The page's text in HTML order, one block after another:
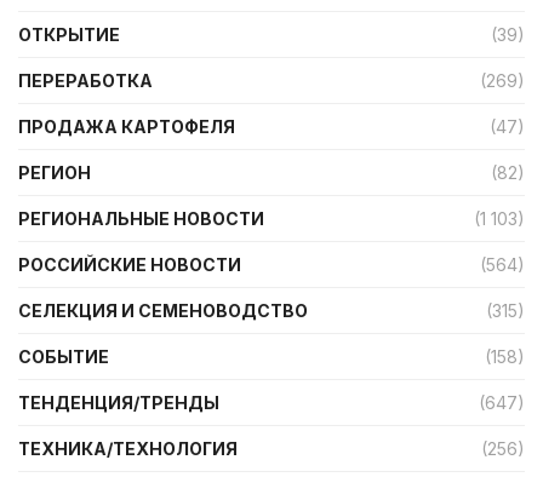
ОТКРЫТИЕ (39)
ПЕРЕРАБОТКА (269)
ПРОДАЖА КАРТОФЕЛЯ (47)
РЕГИОН (82)
РЕГИОНАЛЬНЫЕ НОВОСТИ (1 103)
РОССИЙСКИЕ НОВОСТИ (564)
СЕЛЕКЦИЯ И СЕМЕНОВОДСТВО (315)
СОБЫТИЕ (158)
ТЕНДЕНЦИЯ/ТРЕНДЫ (647)
ТЕХНИКА/ТЕХНОЛОГИЯ (256)